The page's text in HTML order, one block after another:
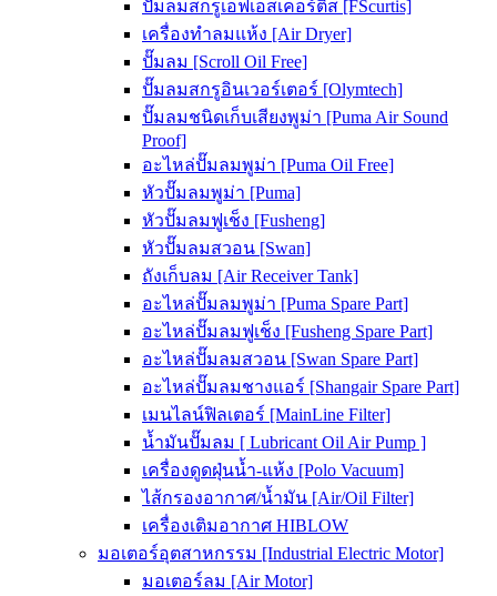
ปั๊มลมสกรูเอฟเอสเคอร์ติส [FScurtis]
เครื่องทำลมแห้ง [Air Dryer]
ปั๊มลม [Scroll Oil Free]
ปั๊มลมสกรูอินเวอร์เตอร์ [Olymtech]
ปั๊มลมชนิดเก็บเสียงพูม่า [Puma Air Sound
Proof]
อะไหล่ปั๊มลมพูม่า [Puma Oil Free]
หัวปั๊มลมพูม่า [Puma]
หัวปั๊มลมฟูเช็ง [Fusheng]
หัวปั๊มลมสวอน [Swan]
ถังเก็บลม [Air Receiver Tank]
อะไหล่ปั๊มลมพูม่า [Puma Spare Part]
อะไหล่ปั๊มลมฟูเช็ง [Fusheng Spare Part]
อะไหล่ปั๊มลมสวอน [Swan Spare Part]
อะไหล่ปั๊มลมชางแอร์ [Shangair Spare Part]
เมนไลน์ฟิลเตอร์ [MainLine Filter]
น้ำมันปั๊มลม [ Lubricant Oil Air Pump ]
เครื่องดูดฝุ่นน้ำ-แห้ง [Polo Vacuum]
ไส้กรองอากาศ/น้ำมัน [Air/Oil Filter]
เครื่องเติมอากาศ HIBLOW
มอเตอร์อุตสาหกรรม [Industrial Electric Motor]
มอเตอร์ลม [Air Motor]